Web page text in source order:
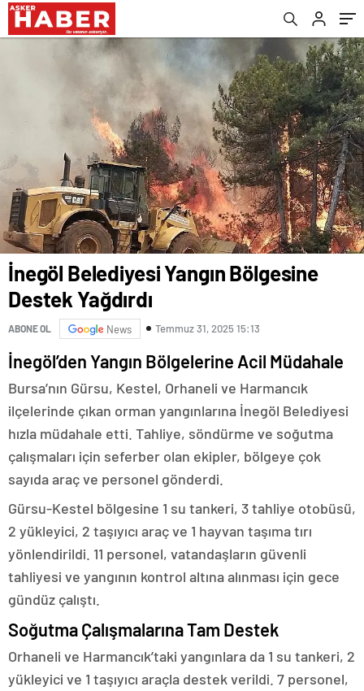
İnegöl Belediyesi Yangın Bölgesine
Destek Yağdırdı
ABONE OL News Temmuz 31, 2025 15:13
İnegöl’den Yangın Bölgelerine Acil Müdahale
Bursa’nın Gürsu, Kestel, Orhaneli ve Harmancık
ilçelerinde çıkan orman yangınlarına İnegöl Belediyesi
hızla müdahale etti. Tahliye, söndürme ve soğutma
çalışmaları için seferber olan ekipler, bölgeye çok
sayıda araç ve personel gönderdi.
Gürsu-Kestel bölgesine 1 su tankeri, 3 tahliye otobüsü,
2 yükleyici, 2 taşıyıcı araç ve 1 hayvan taşıma tırı
yönlendirildi. 11 personel, vatandaşların güvenli
tahliyesi ve yangının kontrol altına alınması için gece
gündüz çalıştı.
Soğutma Çalışmalarına Tam Destek
Orhaneli ve Harmancık’taki yangınlara da 1 su tankeri, 2
yükleyici ve 1 taşıyıcı araçla destek verildi. 7 personel,